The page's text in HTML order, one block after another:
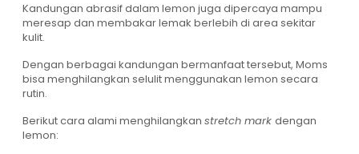
Kandungan abrasif dalam lemon juga dipercaya mampu
meresap dan membakar lemak berlebih di area sekitar
kulit.
Dengan berbagai kandungan bermanfaat tersebut, Moms
bisa menghilangkan selulit menggunakan lemon secara
rutin.
Berikut cara alami menghilangkan stretch mark dengan
lemon: